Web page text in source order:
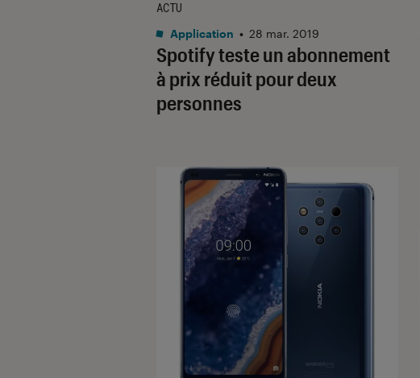
Spotify teste un abonnement
à prix réduit pour deux
personnes
ACTU
Application • 28 mar. 2019